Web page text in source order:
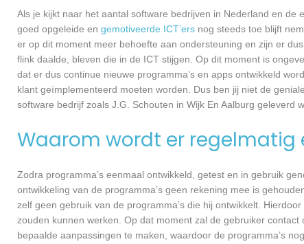
Als je kijkt naar het aantal software bedrijven in Nederland en
goed opgeleide en gemotiveerde ICT’ers nog steeds toe blijft
er op dit moment meer behoefte aan ondersteuning en zijn er
flink daalde, bleven die in de ICT stijgen. Op dit moment is
dat er dus continue nieuwe programma’s en apps ontwikkeld
klant geïmplementeerd moeten worden. Dus ben jij niet de
software bedrijf zoals J.G. Schouten in Wijk En Aalburg geleverd
Waarom wordt er
Zodra programma’s eenmaal ontwikkeld, getest en in gebruik
ontwikkeling van de programma’s geen rekening mee is
zelf geen gebruik van de programma’s die hij ontwikkelt.
zouden kunnen werken. Op dat moment zal de gebruiker
bepaalde aanpassingen te maken, waardoor de programma’s